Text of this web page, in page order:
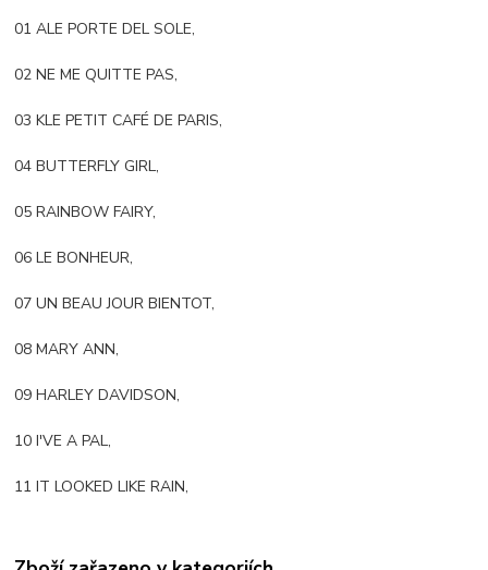
01 ALE PORTE DEL SOLE,
02 NE ME QUITTE PAS,
03 KLE PETIT CAFÉ DE PARIS,
04 BUTTERFLY GIRL,
05 RAINBOW FAIRY,
06 LE BONHEUR,
07 UN BEAU JOUR BIENTOT,
08 MARY ANN,
09 HARLEY DAVIDSON,
10 I'VE A PAL,
11 IT LOOKED LIKE RAIN,